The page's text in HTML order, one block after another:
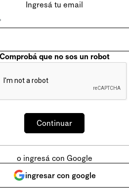
Ingresá tu email
Comprobá que no sos un robot
o ingresá con Google
ingresar con google